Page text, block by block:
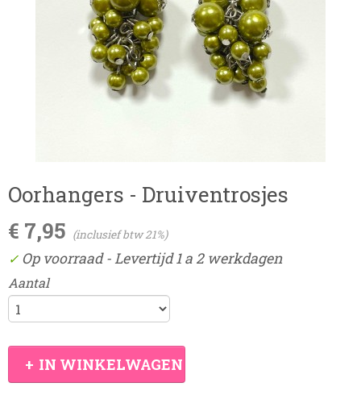
Oorhangers - Druiventrosjes
€ 7,95 (inclusief btw 21%)
✓ Op voorraad- Levertijd 1 a 2 werkdagen
Aantal
IN WINKELWAGEN